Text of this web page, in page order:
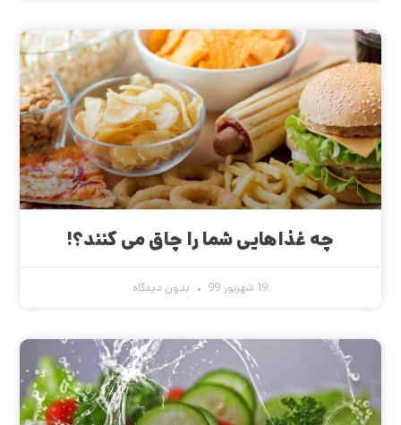
چه غذاهایی شما را چاق می کنند؟!
19 شهریور 99 بدون دیدگاه